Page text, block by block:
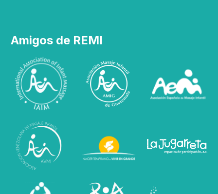
Amigos de REMI